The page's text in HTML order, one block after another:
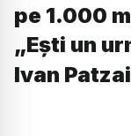
pe 1.000
„Eşti un
Ivan